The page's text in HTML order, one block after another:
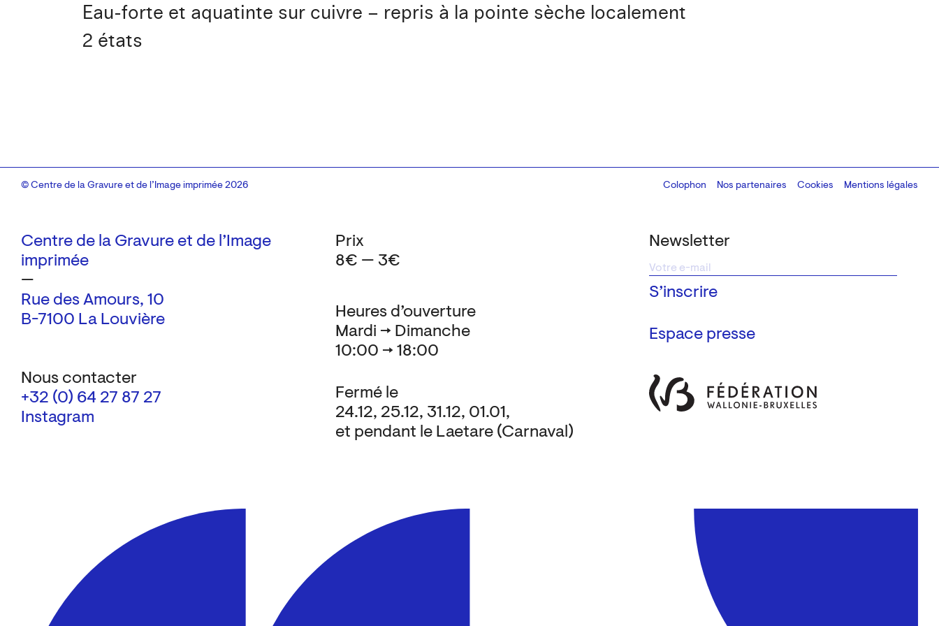
Eau-forte et aquatinte sur cuivre – repris à la pointe sèche localement
2 états
Centre de la Gravure et de l’Image
imprimée
—
Rue des Amours, 10
B-7100 La Louvière
Nous contacter
+32 (0) 64 27 87 27
Instagram
Newsletter
Espace presse
Heures d’ouverture
Mardi → Dimanche
10:00 → 18:00
Fermé le
24.12, 25.12, 31.12, 01.01,
et pendant le Laetare (Carnaval)
Prix
8€ — 3€
© Centre de la Gravure et de l’Image imprimée 2026 Colophon
Design:Marcel Kaczmarek, code:8080.studio
Nos partenaires Cookies Mentions légales